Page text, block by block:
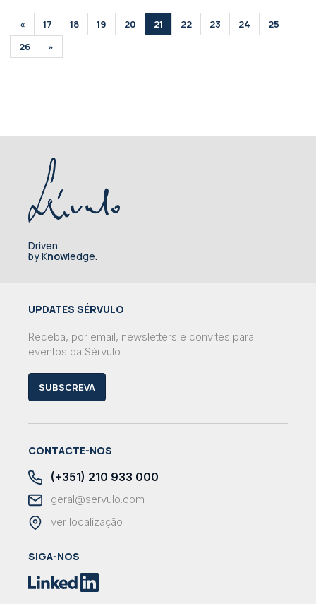
« 17 18 19 20 21 22 23 24
25
26
»
Driven
by Knowledge.
UPDATES SÉRVULO
Receba, por email, newsletters e convites para
eventos da Sérvulo
SUBSCREVA
CONTACTE-NOS
(+351) 210 933 000
geral@servulo.com
ver localização
SIGA-NOS